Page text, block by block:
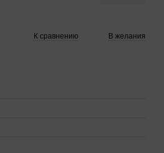
К сравнению В желания